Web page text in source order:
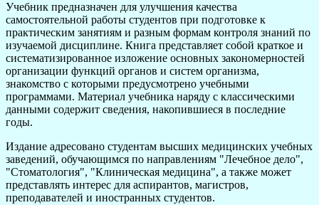
Учебник предназначен для улучшения качества
самостоятельной работы студентов при подготовке к
практическим занятиям и разным формам контроля знаний по
изучаемой дисциплине. Книга представляет собой краткое и
систематизированное изложение основных закономерностей
организации функций органов и систем организма,
знакомство с которыми предусмотрено учебными
программами. Материал учебника наряду с классическими
данными содержит сведения, накопившиеся в последние
годы.
Издание адресовано студентам высших медицинских учебных
заведений, обучающимся по направлениям "Лечебное дело",
"Стоматология", "Клиническая медицина", а также может
представлять интерес для аспирантов, магистров,
преподавателей и иностранных студентов.